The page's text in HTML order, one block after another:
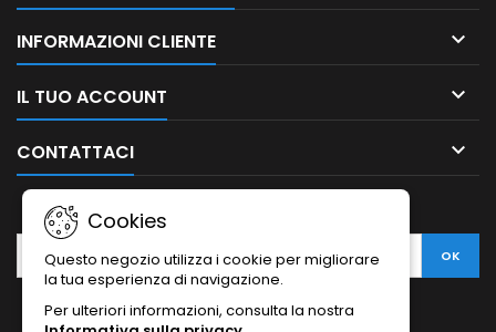
INFORMAZIONI CLIENTE 
IL TUO ACCOUNT 
CONTATTACI 
Cookies
Questo negozio utilizza i cookie per migliorare
la tua esperienza di navigazione.
Per ulteriori informazioni, consulta la nostra